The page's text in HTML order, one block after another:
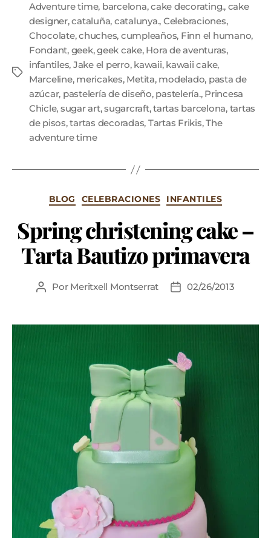
Adventure time, barcelona,cake decorating., cake
designer,cataluña, catalunya., Celebraciones,
Chocolate,chuches, cumpleaños, Finn el humano,
Fondant, geek,geek cake, Hora de aventuras,
infantiles, Jake el perro, kawaii, kawaii cake,
Marceline, mericakes, Metita, modelado, pasta de
azúcar, pastelería de diseño, pastelería., Princesa
Chicle, sugar art,sugarcraft,tartas barcelona, tartas
de pisos,tartas decoradas, Tartas Frikis,The
adventure time
BLOG CELEBRACIONES INFANTILES
Spring christening cake –
Tarta Bautizo primavera
Por Meritxell Montserrat 02/26/2013